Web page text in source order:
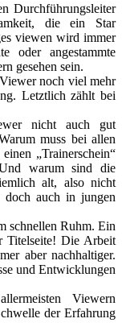
Durchführungsleiter
die ein Star
viewen wird immer
oder angestammte
gesehen sein.
noch viel mehr
Letztlich zählt bei
nicht auch gut
muss bei allen
„Trainerschein“
warum sind die
alt, also nicht
doch auch in jungen
schnellen Ruhm. Ein
Titelseite! Die Arbeit
aber nachhaltiger.
und Entwicklungen
Viewern
der Erfahrung